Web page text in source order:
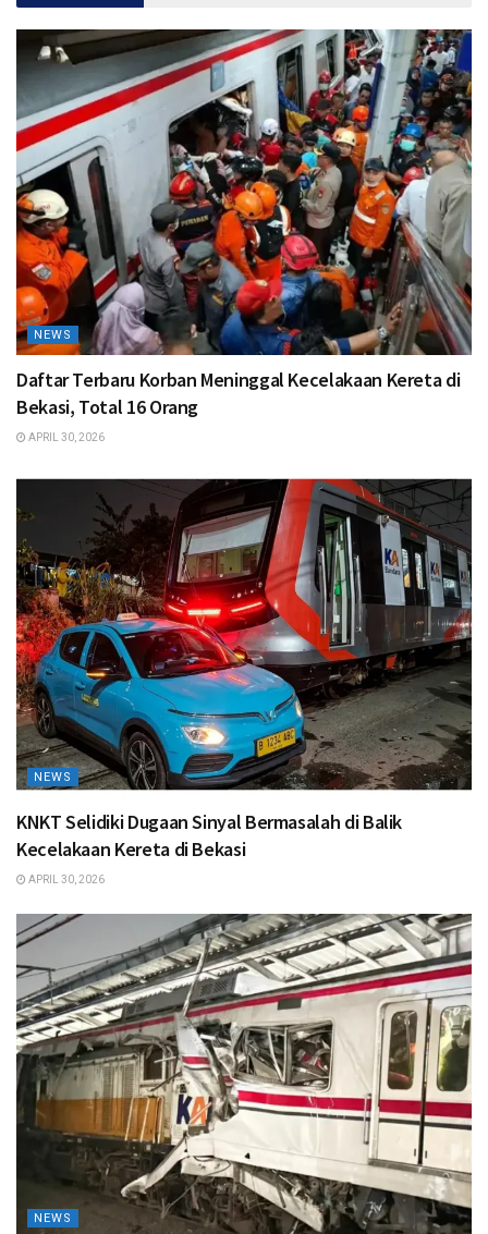
NEWS
Daftar Terbaru Korban Meninggal Kecelakaan Kereta di
Bekasi, Total 16 Orang
APRIL 30, 2026
NEWS
KNKT Selidiki Dugaan Sinyal Bermasalah di Balik
Kecelakaan Kereta di Bekasi
APRIL 30, 2026
NEWS